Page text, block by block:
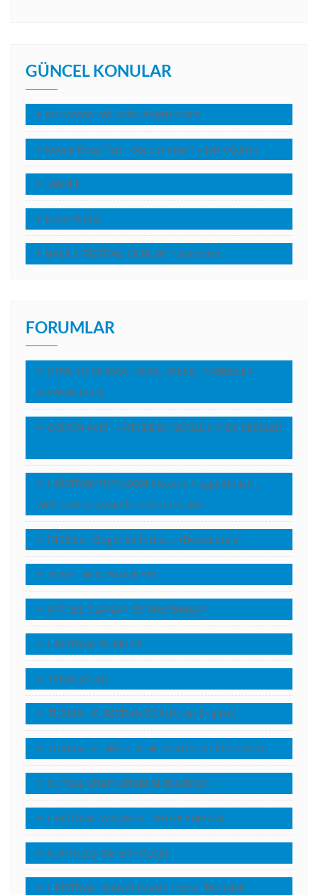
GÜNCEL KONULAR
Kuşlardan çok daha değerlisiniz!
Kutsal Kitap Tanrı Sözü müdür? – John Calvin
Tanıklık
LUKA İNCİLİ
NASIL HRİSTİYAN OLDUM? *(Anonim)
FORUMLAR
DUYURU PANOSU, SORU, MESAJ, HABERLER,
(NEWSBOARD)
GÜNÜN AYETİ – İNCİL’DEN GÜNLÜK KISA DERSLER
…
HRİSTİYANTÜRK.COM Sitesine Hoşgeldiniz!…
Welcome to www.Christianturk.com
İNCİL’den Bugünkü İnciler… (Devotionals)
YÖNETiM DUYURULARI
AKTUEL OLAYLAR VE YANSIMALAR
HRİSTİYAN TÜRKLER
TANIKLIKLAR
TURKISH CHRISTIAN FORUM (in English)
TURKISCH CHRISTLICHE FORUM (auf Deutsch)
KUTSAL KİTAP (KİTABI MUKADDES)
HRİSTİYAN YAŞAMI VE UYGULAMALARI
KURTULUŞ (SETERYOLOJİ)
HRİSTİYAN İNANCI (Mesih İnancı Teolojisi)